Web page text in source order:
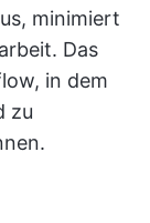
minimiert
Das
in dem
zu